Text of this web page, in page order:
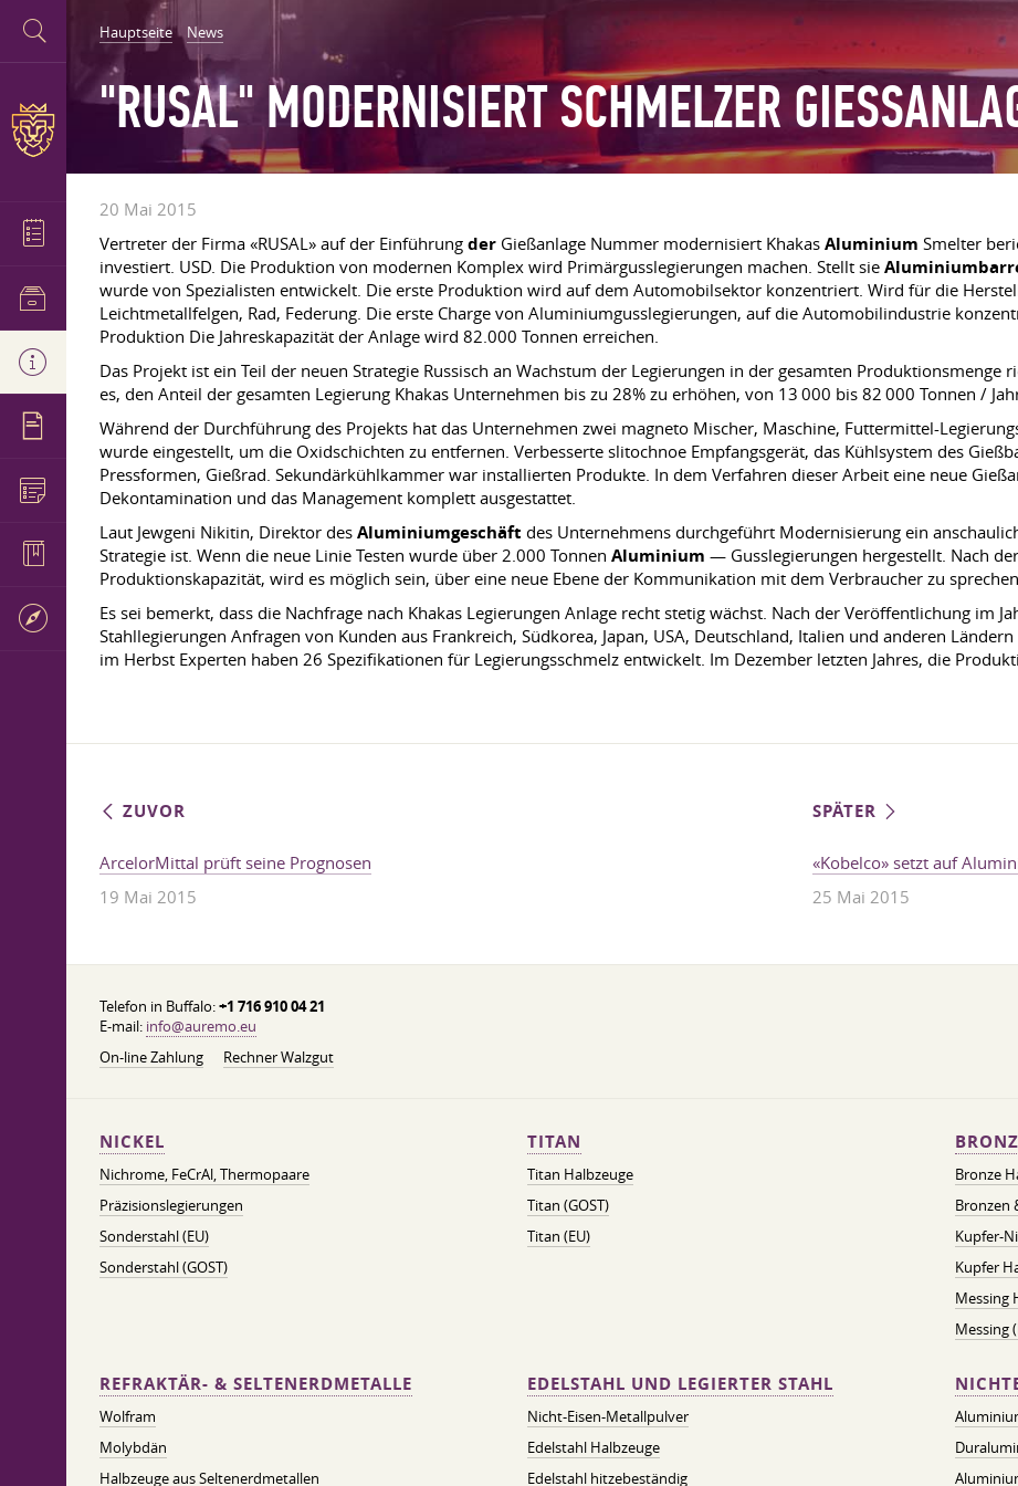
Hauptseite News
"RUSAL" MODERNISIERT SCHMELZER
20 Mai 2015
Vertreter der Firma «RUSAL» auf der Einführung der Gießanlage Nummer modernisiert Khakas Aluminium Smelter
investiert. USD. Die Produktion von modernen Komplex wird Primärgusslegierungen machen. Stellt sie
wurde von Spezialisten entwickelt. Die erste Produktion wird auf dem Automobilsektor konzentriert. Wird für die
Leichtmetallfelgen, Rad, Federung. Die erste Charge von Aluminiumgusslegierungen, auf die Automobilindustrie
Produktion Die Jahreskapazität der Anlage wird 82.000 Tonnen erreichen.
Das Projekt ist ein Teil der neuen Strategie Russisch an Wachstum der Legierungen in der gesamten
es, den Anteil der gesamten Legierung Khakas Unternehmen bis zu 28% zu erhöhen, von 13 000 bis 82 000 Tonnen /
Während der Durchführung des Projekts hat das Unternehmen zwei magneto Mischer, Maschine, Futtermittel-
wurde eingestellt, um die Oxidschichten zu entfernen. Verbesserte slitochnoe Empfangsgerät, das Kühlsystem des
Pressformen, Gießrad. Sekundärkühlkammer war installierten Produkte. In dem Verfahren dieser Arbeit eine neue
Dekontamination und das Management komplett ausgestattet.
Laut Jewgeni Nikitin, Direktor des Aluminiumgeschäft des Unternehmens durchgeführt Modernisierung ein
Strategie ist. Wenn die neue Linie Testen wurde über 2.000 Tonnen Aluminium — Gusslegierungen hergestellt. Nach
Produktionskapazität, wird es möglich sein, über eine neue Ebene der Kommunikation mit dem Verbraucher zu
Es sei bemerkt, dass die Nachfrage nach Khakas Legierungen Anlage recht stetig wächst. Nach der Veröffentlichung im
Stahllegierungen Anfragen von Kunden aus Frankreich, Südkorea, Japan, USA, Deutschland, Italien und anderen
im Herbst Experten haben 26 Spezifikationen für Legierungsschmelz entwickelt. Im Dezember letzten Jahres, die
ZUVOR
ArcelorMittal prüft seine Prognosen
19 Mai 2015
SPÄTER
«Kobelco» setzt auf
25 Mai 2015
Telefon in Buffalo:+1 716 910 04 21
E-mail: info@auremo.eu
On-line Zahlung
Rechner Walzgut
NICKEL
Nichrome, FeСrAl, ​​Thermopaare
Präzisionslegierungen
Sonderstahl (EU)
Sonderstahl (GOST)
TITAN
Titan Halbzeuge
Titan (GOST)
Titan (EU)
Bronze
Bronzen
Kupfer-
Kupfer
Messing
Messing
REFRAKTÄR- & SELTENERDMETALLE
Wolfram
Molybdän
Halbzeuge aus Seltenerdmetallen
EDELSTAHL UND LEGIERTER STAHL
Nicht-Eisen-Metallpulver
Edelstahl Halbzeuge
Edelstahl hitzebeständig